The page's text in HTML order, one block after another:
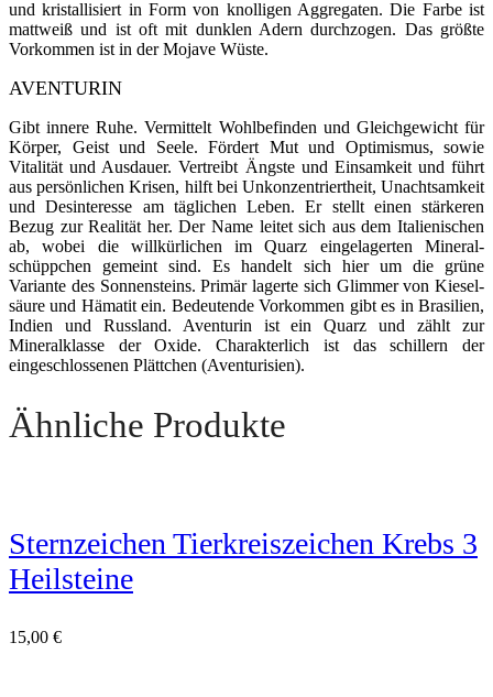
und kristallisiert in Form von knolligen Ag­gregaten. Die Farbe ist
mattweiß und ist oft mit dunklen Adern durchzogen. Das größte
Vorkommen ist in der Mojave Wüste.
AVENTURIN
Gibt innere Ruhe. Vermittelt Wohlbefinden und Gleichgewicht für
Körper, Geist und Seele. Fördert Mut und Optimismus, sowie
Vitalität und Ausdauer. Vertreibt Ängste und Einsamkeit und führt
aus persönlichen Krisen, hilft bei Unkonzentriertheit, Unachtsamkeit
und Desinteresse am täglichen Leben. Er stellt einen stärkeren
Bezug zur Realität her. Der Name leitet sich aus dem Italienischen
ab, wobei die willkürlichen im Quarz eingelagerten Mineral­
schüppchen gemeint sind. Es handelt sich hier um die grüne
Variante des Sonnensteins. Primär lagerte sich Glimmer von Kiesel­
säure und Hämatit ein. Bedeutende Vorkommen gibt es in Brasilien,
Indien und Russland. Aventurin ist ein Quarz und zählt zur
Mineralklasse der Oxide. Charakterlich ist das schillern der
eingeschlossenen Plättchen (Aventurisien).
Ähnliche Produkte
Sternzeichen Tierkreiszeichen Krebs 3
Heilsteine
15,00 €